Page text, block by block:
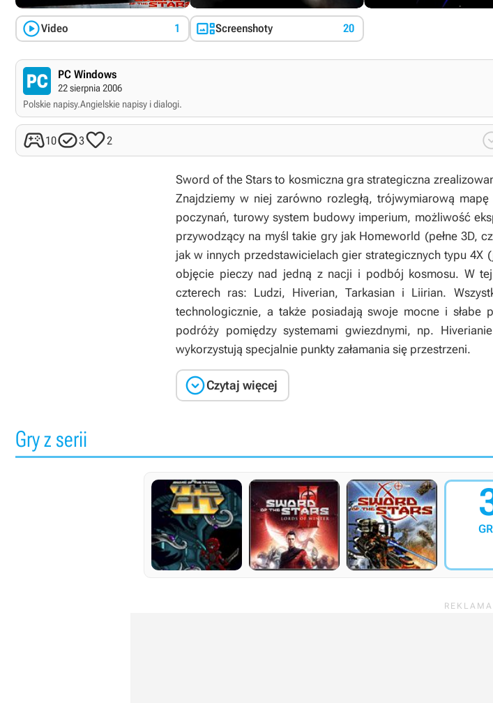
Video 1 Screenshoty 20
PC Windows
22 sierpnia 2006
Polskie napisy.Angielskie napisy i dialogi.
1032
Sword of the Starsto kosmiczna gra strategiczna
Znajdziemy w niej zarówno rozległą, trójwymiarową
poczynań, turowy system budowy imperium, możliwość
przywodzący na myśl takie gry jak Homeworld (pełne 3D,
jak w innych przedstawicielach gier strategicznych typu 4X
objęcie pieczy nad jedną z nacji i podbój kosmosu. W
czterech ras: Ludzi, Hiverian, Tarkasian i Liirian.
technologicznie, a także posiadają swoje mocne i słabe
podróży pomiędzy systemami gwiezdnymi, np.
wykorzystują specjalnie punkty załamania się przestrzeni.
Czytaj więcej
Gry z serii